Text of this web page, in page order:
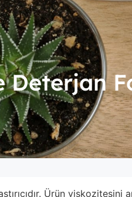
Deterjan
Ürün viskozitesini